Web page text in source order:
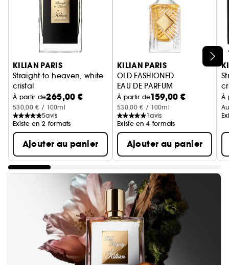
Ignorer le carrousel produits
KILIAN PARIS
Straight to heaven, white
cristal
Eau de Parfum
À partir de265,00 €
530,00 € / 100ml
5avis
Existe en 2 formats
Ajouter au panier
KILIAN PARIS
OLD FASHIONED
EAU DE PARFUM
À partir de159,00 €
530,00 € / 100ml
1avis
Existe en 4 formats
Ajouter au panier
À